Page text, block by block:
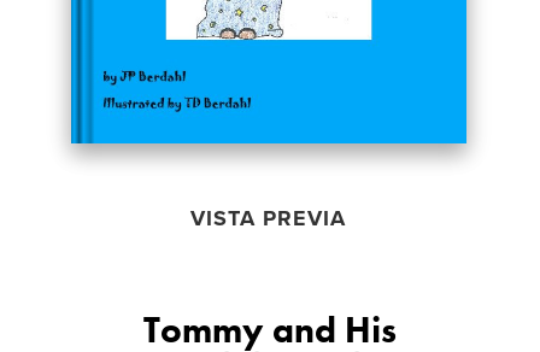
VISTA PREVIA
Tommy and His